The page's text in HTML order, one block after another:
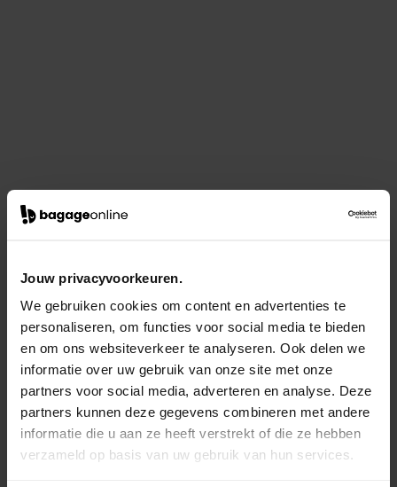
Jouw privacyvoorkeuren.
We gebruiken cookies om content en advertenties te
personaliseren, om functies voor social media te bieden
en om ons websiteverkeer te analyseren. Ook delen we
informatie over uw gebruik van onze site met onze
partners voor social media, adverteren en analyse. Deze
partners kunnen deze gegevens combineren met andere
informatie die u aan ze heeft verstrekt of die ze hebben
verzameld op basis van uw gebruik van hun services.